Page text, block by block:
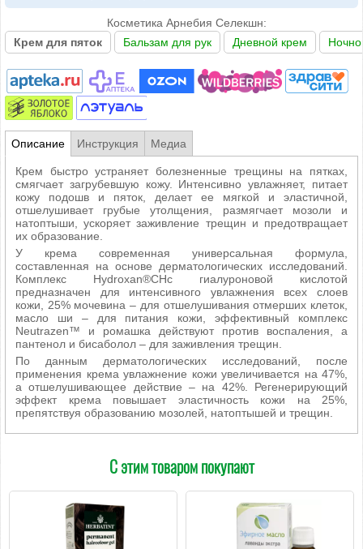
Косметика Арнебия Селекшн:
Крем для пяток
Бальзам для рук Дневной крем
Описание Инструкция Медиа
Крем быстро устраняет болезненные трещины на пятках,
смягчает загрубевшую кожу. Интенсивно увлажняет, питает
кожу подошв и пяток, делает ее мягкой и эластичной,
отшелушивает грубые утолщения, размягчает мозоли и
натоптыши, ускоряет заживление трещин и предотвращает
их образование.
У крема современная универсальная формула,
составленная на основе дерматологических исследований.
Комплекс Hydroxan®CHс гиалуроновой кислотой
предназначен для интенсивного увлажнения всех слоев
кожи, 25% мочевина – для отшелушивания отмерших клеток,
масло ши – для питания кожи, эффективный комплекс
Neutrazen™ и ромашка действуют против воспаления, а
пантенол и бисаболол – для заживления трещин.
По данным дерматологических исследований, после
применения крема увлажнение кожи увеличивается на 47%,
а отшелушивающее действие – на 42%. Регенерирующий
эффект крема повышает эластичность кожи на 25%,
препятствуя образованию мозолей, натоптышей и трещин.
С этим товаром покупают